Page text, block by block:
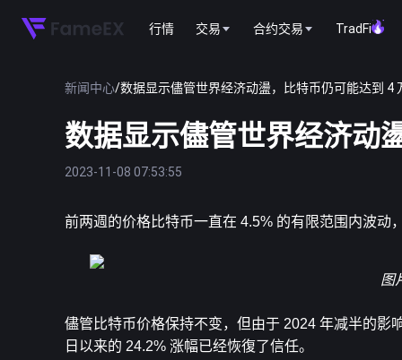
行情 交易 合约交易 TradFi
新闻中心/数据显示儘管世界经济动盪，比特币仍可能达到 4
数据显示儘管世界经济动
2023-11-08 07:53:55
前两週的价格比特币一直在 4.5% 的有限范围内波动
图
儘管比特币价格保持不变，但由于 2024 年减半的影
日以来的 24.2% 涨幅已经恢復了信任。